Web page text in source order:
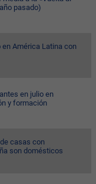
pasado)
América Latina con
en julio en
y formación
casas con
son domésticos